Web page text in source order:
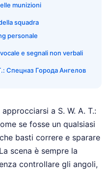
munizioni
squadra
personale
e segnali non verbali
Спецназ Города Ангелов
a S. W. A. T.:
se fosse un qualsiasi
basti correre e sparare
scena è sempre la
controllare gli angoli,